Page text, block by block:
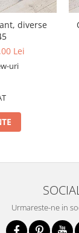
diverse
Lei
uri
Urmareste-ne in